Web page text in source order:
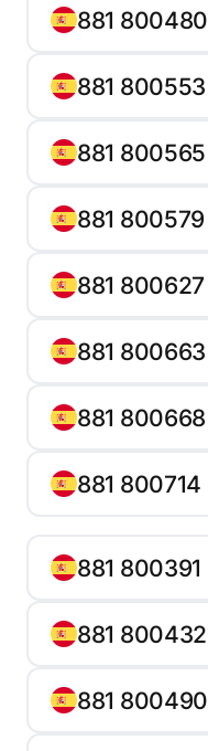
881 800480
881 800553
881 800565
881 800579
881 800627
881 800663
881 800668
881 800714
881 800391
881 800432
881 800490